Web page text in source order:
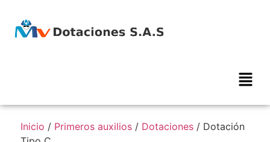
Inicio / Primeros auxilios / Dotaciones / Dotación